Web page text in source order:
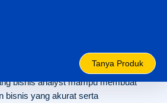
Tanya Produk
berperan dalam proses analisa dan
bisnis klien. Dengan kemampuan
bisnis analyst mampu membuat
bisnis yang akurat serta